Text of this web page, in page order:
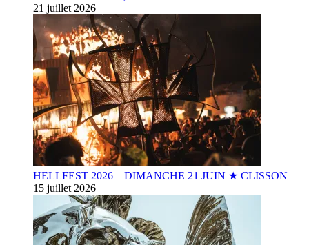
21 juillet 2026
HELLFEST 2026 – DIMANCHE 21 JUIN ★ CLISSON
15 juillet 2026